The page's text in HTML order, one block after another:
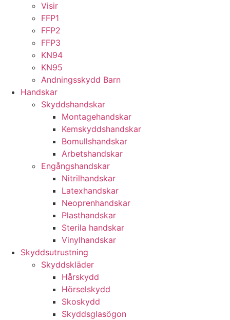
Visir
FFP1
FFP2
FFP3
KN94
KN95
Andningsskydd Barn
Handskar
Skyddshandskar
Montagehandskar
Kemskyddshandskar
Bomullshandskar
Arbetshandskar
Engångshandskar
Nitrilhandskar
Latexhandskar
Neoprenhandskar
Plasthandskar
Sterila handskar
Vinylhandskar
Skyddsutrustning
Skyddskläder
Hårskydd
Hörselskydd
Skoskydd
Skyddsglasögon